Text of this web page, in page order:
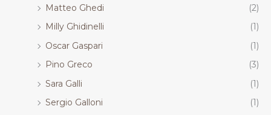
Matteo Ghedi
(2)
Milly Ghidinelli
(1)
Oscar Gaspari
(1)
Pino Greco
(3)
Sara Galli
(1)
Sergio Galloni
(1)